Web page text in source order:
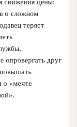
снижения цены:
о сложном
теряет
опровергать друг
о «мечте